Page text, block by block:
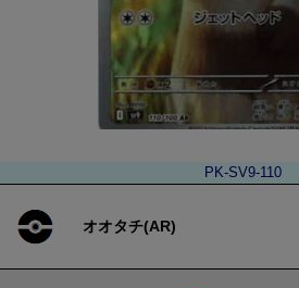
PK-SV9-110
オオタチ(AR)